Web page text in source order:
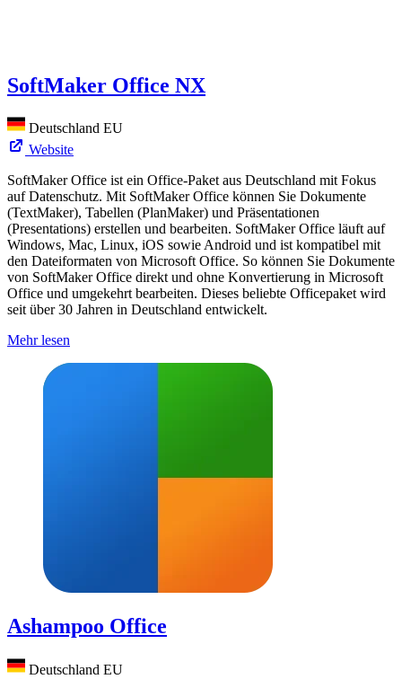
SoftMaker Office NX
Deutschland EU
Website
SoftMaker Office ist ein Office-Paket aus Deutschland mit Fokus
auf Datenschutz. Mit SoftMaker Office können Sie Dokumente
(TextMaker), Tabellen (PlanMaker) und Präsentationen
(Presentations) erstellen und bearbeiten. SoftMaker Office läuft auf
Windows, Mac, Linux, iOS sowie Android und ist kompatibel mit
den Dateiformaten von Microsoft Office. So können Sie Dokumente
von SoftMaker Office direkt und ohne Konvertierung in Microsoft
Office und umgekehrt bearbeiten. Dieses beliebte Officepaket wird
seit über 30 Jahren in Deutschland entwickelt.
Mehr lesen
Ashampoo Office
Deutschland EU